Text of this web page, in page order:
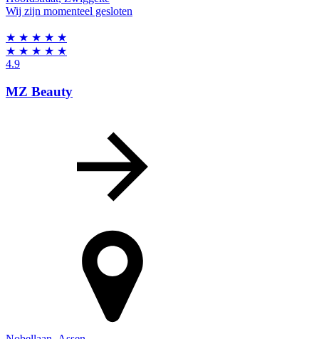
Wij zijn momenteel gesloten
★ ★ ★ ★ ★
★ ★ ★ ★ ★
4.9
MZ Beauty